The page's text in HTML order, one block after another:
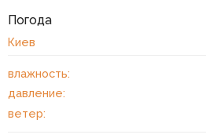
Погода
Киев
влажность:
давление:
ветер: